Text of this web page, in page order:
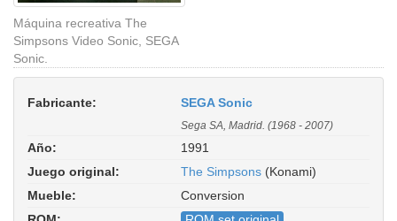
Máquina recreativa The
Simpsons Video Sonic, SEGA
Sonic.
Fabricante: SEGA Sonic
Sega SA, Madrid. (1968 - 2007)
Año:
1991
Juego original:
The Simpsons (Konami)
Mueble:
Conversion